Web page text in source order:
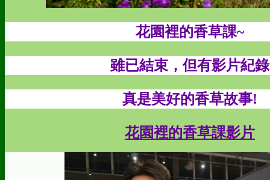
花園裡的香草課~
雖已結束，但有影片紀錄
真是美好的香草故事!
花園裡的香草課影片